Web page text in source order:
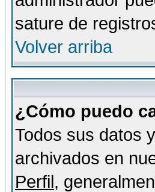
sature de
Volver arriba
¿Cómo puedo
Todos sus datos
archivados en
Perfil,